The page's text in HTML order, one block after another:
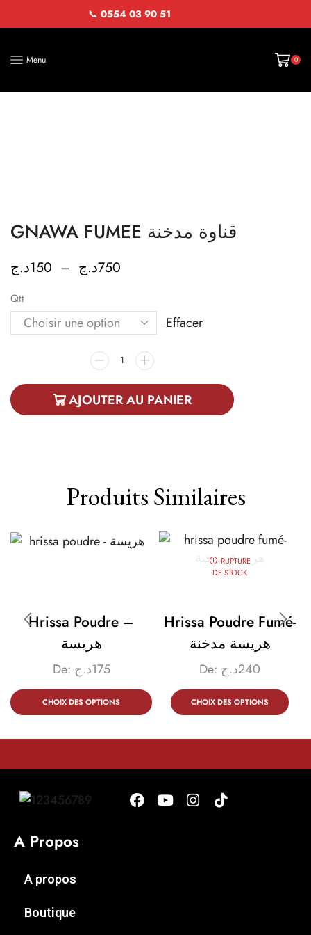
📞 0554 03 90 51
Menu 0
GNAWA FUMEE قناوة مدخنة
150د.ج – 750د.ج
Qtt
Effacer
AJOUTER AU PANIER
Produits Similaires
Hrissa Poudre –
هريسة
De: 175د.ج
CHOIX DES OPTIONS
RUPTURE
DE STOCK
Hrissa Poudre Fumé-
هريسة مدخنة
De: 240د.ج
CHOIX DES OPTIONS
A Propos
A propos
Boutique